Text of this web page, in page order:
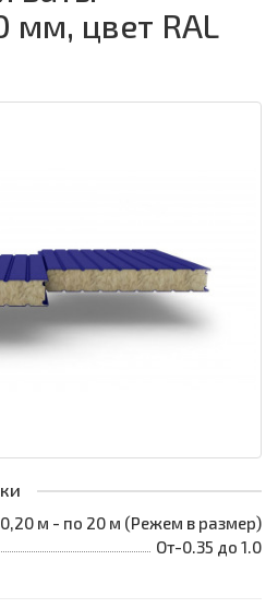
мм, цвет RAL
м - по 20 м (Режем в размер)
От-0.35 до 1.0